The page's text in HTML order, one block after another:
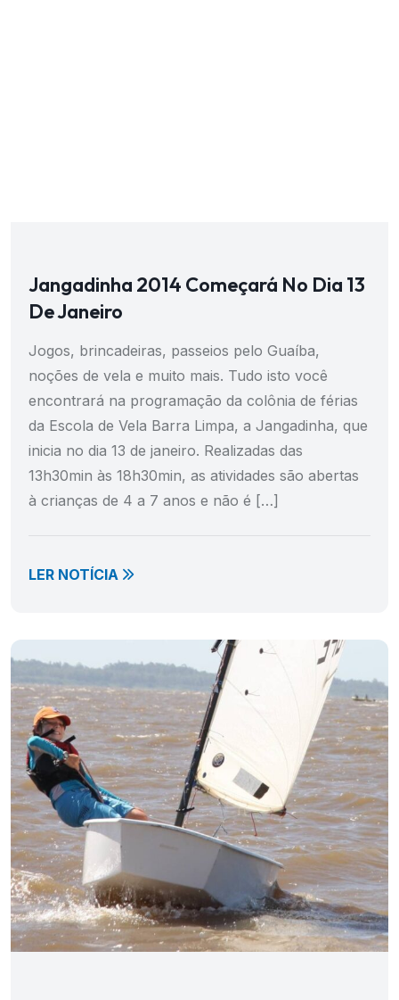
Jangadinha 2014 Começará No Dia 13
De Janeiro
Jogos, brincadeiras, passeios pelo Guaíba,
noções de vela e muito mais. Tudo isto você
encontrará na programação da colônia de férias
da Escola de Vela Barra Limpa, a Jangadinha, que
inicia no dia 13 de janeiro. Realizadas das
13h30min às 18h30min, as atividades são abertas
à crianças de 4 a 7 anos e não é […]
LER NOTÍCIA